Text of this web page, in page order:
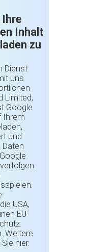
Inhalt
zu
Dienst
uns
Limited,
Google
Ihrem
und
USA,
EU-
Weitere
hier.